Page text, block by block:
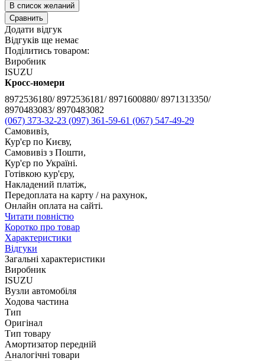
В список желаний
Сравнить
Додати відгук
Відгуків ще немає
Поділитись товаром:
Виробник
ISUZU
Кросс-номери
8972536180/ 8972536181/ 8971600880/ 8971313350/
8970483083/ 8970483082
(067) 373-32-23 (097) 361-59-61 (067) 547-49-29
Самовивіз,
Кур'єр по Києву,
Самовивіз з Пошти,
Кур'єр по Україні.
Готівкою кур'єру,
Накладений платіж,
Передоплата на карту / на рахунок,
Онлайн оплата на сайті.
Читати повністю
Коротко про товар
Характеристики
Відгуки
Загальні характеристики
Виробник
ISUZU
Вузли автомобіля
Ходова частина
Тип
Оригінал
Тип товару
Амортизатор передній
Аналогічні товари